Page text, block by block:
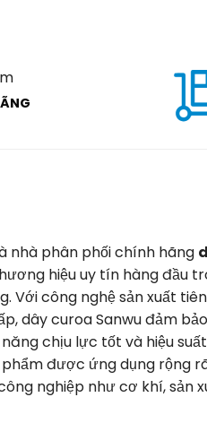
nhà phân phối chính hãng
hiệu uy tín hàng đầu
Với công nghệ sản xuất
dây curoa Sanwu đảm
chịu lực tốt và hiệu
phẩm được ứng dụng rộng
nghiệp như cơ khí, sản